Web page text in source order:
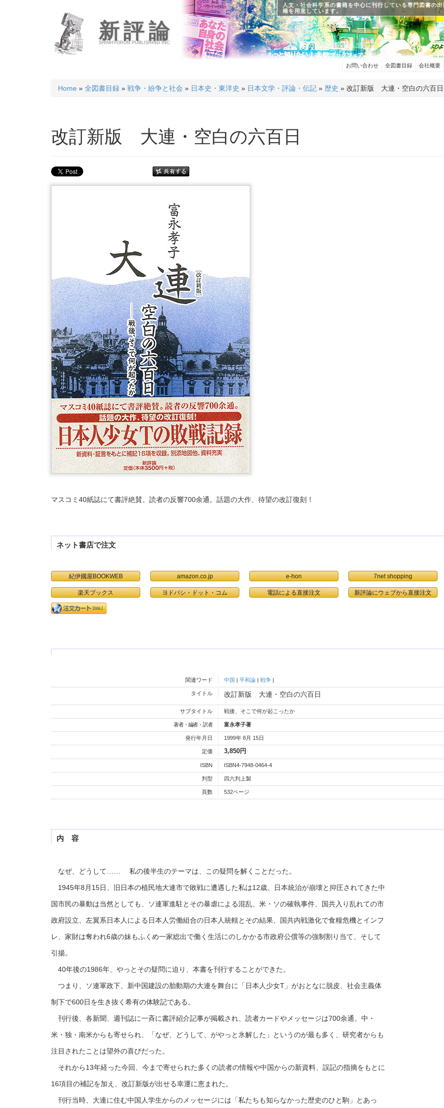
新評論
SHINHYORON PUBLISHING INC.
人文・社会科学系の書籍を中心に刊行している専門図書の
籍を用意しています。
お問い合わせ 全図書目録 会社概要
Home » 全図書目録 » 戦争・紛争と社会 » 日本史・東洋史 » 日本文学・評論・伝記 » 歴史 » 改訂新版 大連・空白の六百日
改訂新版 大連・空白の六百日
マスコミ40紙誌にて書評絶賛。読者の反響700余通。話題の大作、待望の改訂復刻！
ネット書店で注文
紀伊國屋BOOKWEB amazon.co.jp e-hon 7net shopping
楽天ブックス ヨドバシ・ドット・コム 電話による直接注文
関連ワード 中国 |平和論 |戦争 |
改訂新版 大連・空白の六百日
タイトル
サブタイトル 戦後、そこで何が起こったか
著者・編者・訳者 富永孝子著
発行年月日 1999年 8月 15日
定価 3,850円
ISBN ISBN4-7948-0464-4
判型 四六判上製
頁数 532ページ
内 容
なぜ、どうして…… 私の後半生のテーマは、この疑問を解くことだった。
1945年8月15日、旧日本の植民地大連市で敗戦に遭遇した私は12歳。日本統治が崩壊と抑圧されてきた中
国市民の暴動は当然としても、ソ連軍進駐とその暴虐による混乱、米・ソの確執事件、国共入り乱れての市
政府設立、左翼系日本人による日本人労働組合の日本人統轄とその結果、国共内戦激化で食糧危機とインフ
レ、家財は奪われ6歳の妹もふくめ一家総出で働く生活にのしかかる市政府公償等の強制割り当て、そして
引揚。
40年後の1986年、やっとその疑問に迫り、本書を刊行することができた。
つまり、ソ連軍政下、新中国建設の胎動期の大連を舞台に「日本人少女T」がおとなに脱皮、社会主義体
制下で600日を生き抜く希有の体験記である。
刊行後、各新聞、週刊誌に一斉に書評紹介記事が掲載され、読者カードやメッセージは700余通。中・
米・独・南米からも寄せられ、「なぜ、どうして、がやっと氷解した」というのが最も多く、研究者からも
注目されたことは望外の喜びだった。
それから13年経った今回、今まで寄せられた多くの読者の情報や中国からの新資料、誤記の指摘をもとに
16項目の補記を加え、改訂新版が出せる幸運に恵まれた。
刊行当時、大連に住む中国人学生からのメッセージには「私たちも知らなかった歴史のひと駒」とあっ